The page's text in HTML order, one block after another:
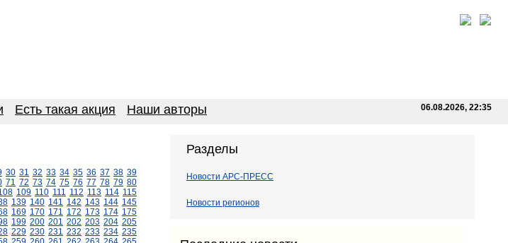
Есть такая акция Наши авторы 06.08.2026, 22:35
30 31 32 33 34 35 36 37 38 39
71 72 73 74 75 76 77 78 79 80
109 110 111 112 113 114 115
139 140 141 142 143 144 145
169 170 171 172 173 174 175
199 200 201 202 203 204 205
229 230 231 232 233 234 235
Разделы
Новости АРС-ПРЕСС
Новости регионов